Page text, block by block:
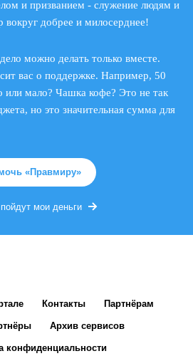
и призванием - служение людям и
вокруг добрее и милосерднее!
можно делать только вместе.
вас о поддержке. Например, 50
или мало? Чашка кофе? Это не так
но это значительная сумма для
«Правмиру»
мои деньги
Контакты Партнёрам
Архив сервисов
конфиденциальности